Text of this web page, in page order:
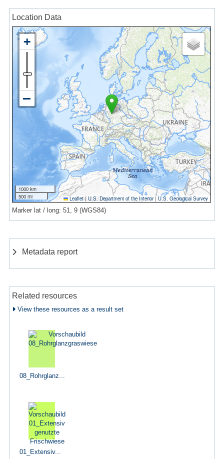
Location Data
1000 km
500 mi
Leaflet | U.S. Department of the Interior|U.S. Geological Survey
Marker lat / long: 51, 9 (WGS84)
Metadata report
Related resources
View these resources as a result set
08_Rohrglanz...
01_Extensiv...